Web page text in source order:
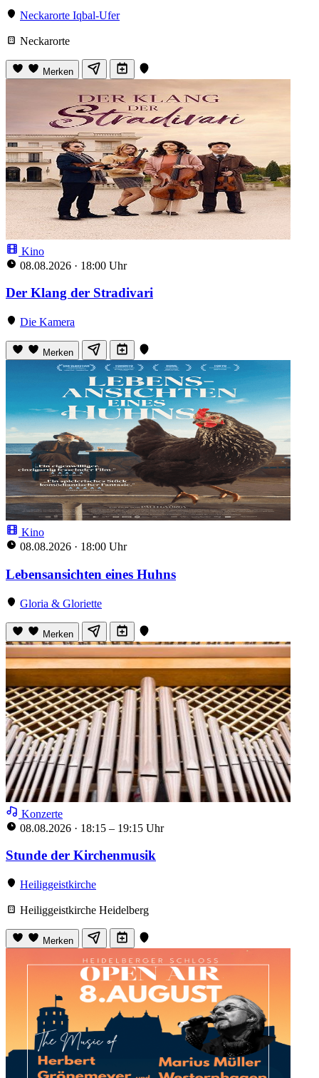
Neckarorte Iqbal-Ufer
Neckarorte
Merken
Kino
08.08.2026 · 18:00 Uhr
Der Klang der Stradivari
Die Kamera
Merken
Kino
08.08.2026 · 18:00 Uhr
Lebensansichten eines Huhns
Gloria & Gloriette
Merken
Konzerte
08.08.2026 · 18:15 – 19:15 Uhr
Stunde der Kirchenmusik
Heiliggeistkirche
Heiliggeistkirche Heidelberg
Merken